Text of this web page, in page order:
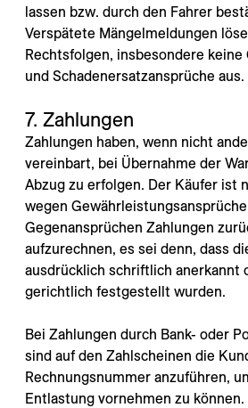
lassen bzw. durch den Fahrer
Verspätete Mängelmeldungen
Rechtsfolgen, insbesondere
und Schadenersatzansprüche aus.
7. Zahlungen
Zahlungen haben, wenn nicht
vereinbart, bei Übernahme der
Abzug zu erfolgen. Der Käufer ist
wegen
Gegenansprüchen Zahlungen
aufzurechnen, es sei denn, dass
ausdrücklich schriftlich anerkannt
gerichtlich festgestellt wurden.
Bei Zahlungen durch Bank- oder
sind auf den Zahlscheinen die
Rechnungsnummer anzuführen,
Entlastung vornehmen zu können.